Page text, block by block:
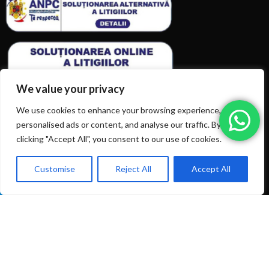
We value your privacy
We use cookies to enhance your browsing experience, serve
personalised ads or content, and analyse our traffic. By
clicking "Accept All", you consent to our use of cookies.
Customise Reject All Accept All
Ai intrebări? Sună la: +40720366616
ARTICOLE RECENTE
TERMENI & CONDITII
CATEGORII DE PRODUSE
0